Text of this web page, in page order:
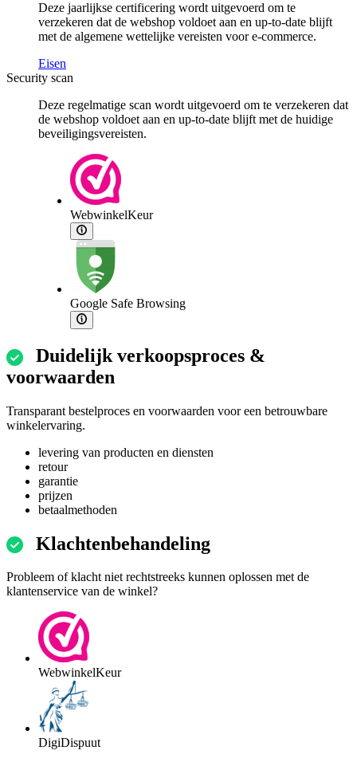
Deze jaarlijkse certificering wordt uitgevoerd om te
verzekeren dat de webshop voldoet aan en up-to-date blijft
met de algemene wettelijke vereisten voor e-commerce.
Eisen
Security scan
Deze regelmatige scan wordt uitgevoerd om te verzekeren dat
de webshop voldoet aan en up-to-date blijft met de huidige
beveiligingsvereisten.
WebwinkelKeur
Google Safe Browsing
Duidelijk verkoopsproces &
voorwaarden
Transparant bestelproces en voorwaarden voor een betrouwbare
winkelervaring.
levering van producten en diensten
retour
garantie
prijzen
betaalmethoden
Klachtenbehandeling
Probleem of klacht niet rechtstreeks kunnen oplossen met de
klantenservice van de winkel?
WebwinkelKeur
DigiDispuut